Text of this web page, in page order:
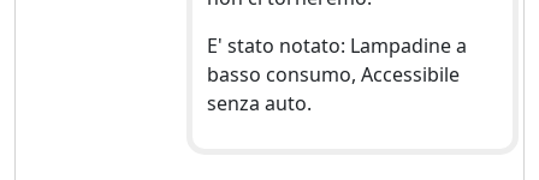
E' stato notato: Lampadine a
basso consumo, Accessibile
senza auto.